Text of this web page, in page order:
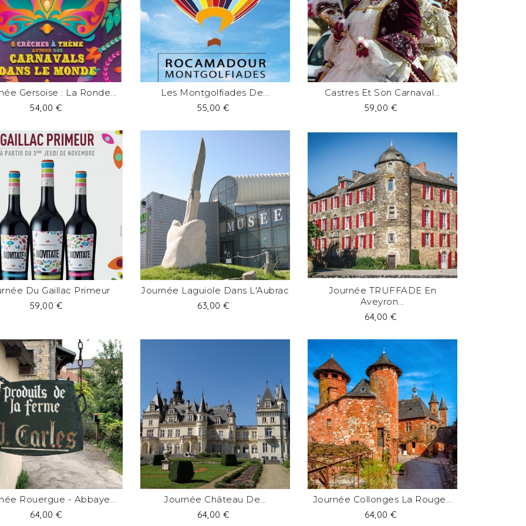
Gersoise : La Ronde...
Prix
54,00 €
Les Montgolfiades De...
Prix
55,00 €
Castres Et Son Carnaval...
Prix
59,00 €
Du Gaillac Primeur
Prix
59,00 €
Journée Laguiole Dans L'Aubrac
Prix
63,00 €
Journée TRUFFADE En
Aveyron...
Prix
64,00 €
Rouergue - Abbaye...
Prix
64,00 €
Journée Château De...
Prix
64,00 €
Journée Collonges La Rouge...
Prix
64,00 €